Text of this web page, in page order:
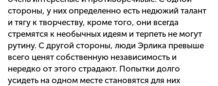
стороны, у них определенно есть недюжий талант
и тягу к творчеству, кроме того, они всегда
стремятся к необычных идеям и терпеть не могут
рутину. С другой стороны, люди Эрлика превыше
всего ценят собственную независимость и
нередко от этого страдают. Попытки долго
усидеть на одном месте становятся для них